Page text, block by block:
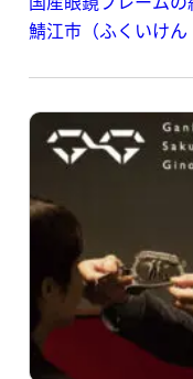
鯖江市（ふくいけ
江市で製造された
なぜこの地方都市
ランドへと成長を
歴史・地理・人材